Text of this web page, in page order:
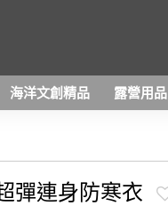
海洋文創精品 露營用品
彈連身防寒衣